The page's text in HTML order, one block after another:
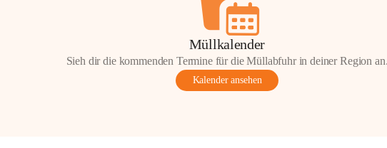
Müllkalender
Sieh dir die kommenden Termine für die Müllabfuhr in deiner Region
Kalender ansehen